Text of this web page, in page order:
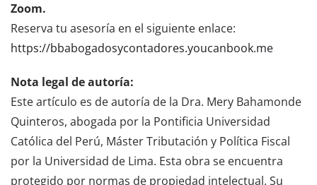
Zoom.
Reserva tu asesoría en el siguiente enlace:
https://bbabogadosycontadores.youcanbook.me
Nota legal de autoría:
Este artículo es de autoría de la Dra. Mery Bahamonde
Quinteros, abogada por la Pontificia Universidad
Católica del Perú, Máster Tributación y Política Fiscal
por la Universidad de Lima. Esta obra se encuentra
protegido por normas de propiedad intelectual. Su